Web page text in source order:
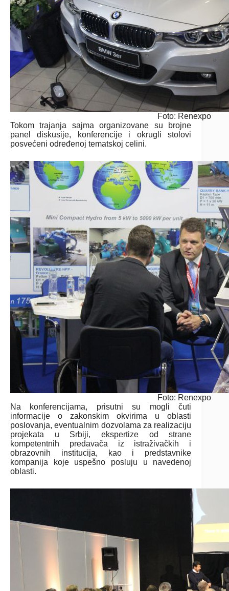
Foto: Renexpo
Tokom trajanja sajma organizovane su brojne
panel diskusije, konferencije i okrugli stolovi
posvećeni određenoj tematskoj celini.
Foto: Renexpo
Na konferencijama, prisutni su mogli čuti
informacije o zakonskim okvirima u oblasti
poslovanja, eventualnim dozvolama za realizaciju
projekata u Srbiji, ekspertize od strane
kompetentnih predavača iz istraživačkih i
obrazovnih institucija, kao i predstavnike
kompanija koje uspešno posluju u navedenoj
oblasti.